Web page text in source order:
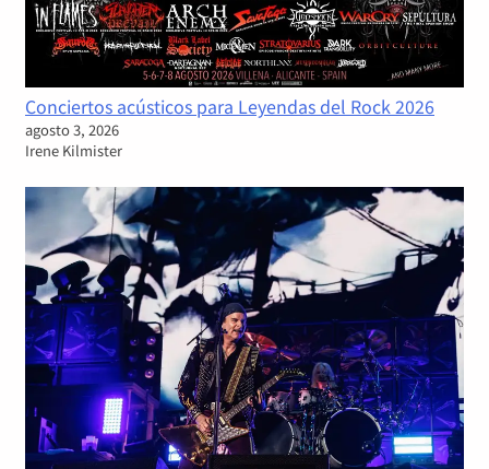
Conciertos acústicos para Leyendas del Rock 2026
agosto 3, 2026
Irene Kilmister